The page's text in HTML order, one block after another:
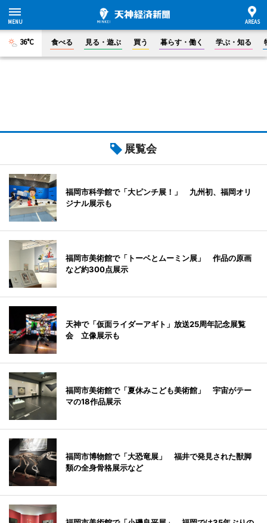
36°C 食べる 見る・遊ぶ 買う 暮らす・働く 学ぶ・知る
展覧会
福岡市科学館で「大ピンチ展！」 九州初、福岡オリ
ジナル展示も
福岡市美術館で「トーベとムーミン展」 作品の原画
など約300点展示
天神で「仮面ライダーアギト」放送25周年記念展覧
会 立像展示も
福岡市美術館で「夏休みこども美術館」 宇宙がテー
マの18作品展示
福岡市博物館で「大恐竜展」 福井で発見された獣脚
類の全身骨格展示など